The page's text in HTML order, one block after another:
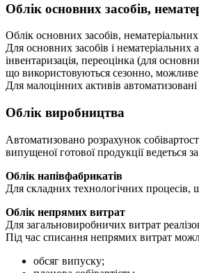
Облік основних засобів,
Облік основних засобів,
Для основних засобів і нематеріальних
інвентаризація, переоцінка (для
що використовуються сезонно, можливе
Для малоцінних активів автоматизовані
Облік виробництва
Автоматизовано розрахунок
випущеної готової продукції ведеться
Облік напівфабрикатів
Для складних технологічних процесів,
Облік непрямих витрат
Для загальновиробничих витрат
Під час списання непрямих витрат
обсяг випуску;